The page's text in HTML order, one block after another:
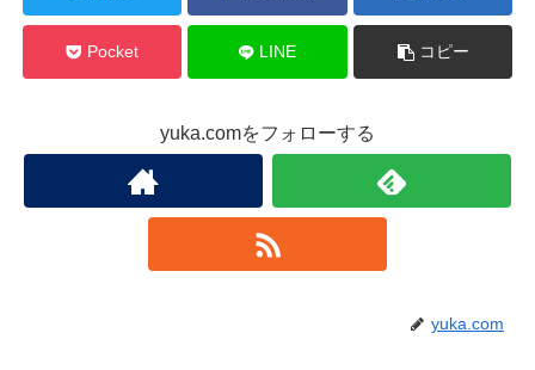
Pocket LINE コピー
yuka.comをフォローする
yuka.com